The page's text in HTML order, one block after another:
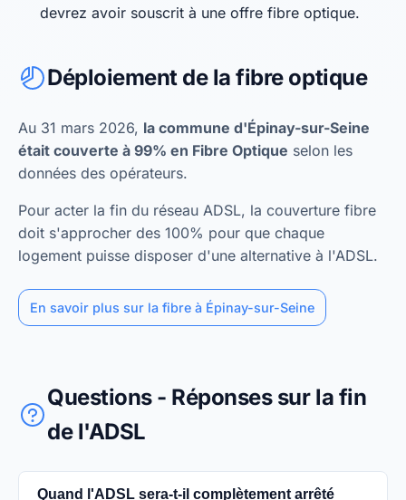
devrez avoir souscrit à une offre fibre optique.
Déploiement de la fibre optique
Au 31 mars 2026, la commune d'Épinay-sur-Seine
était couverte à 99% en Fibre Optique selon les
données des opérateurs.
Pour acter la fin du réseau ADSL, la couverture fibre
doit s'approcher des 100% pour que chaque
logement puisse disposer d'une alternative à l'ADSL.
En savoir plus sur la fibre à Épinay-sur-Seine
Questions - Réponses sur la fin
de l'ADSL
Quand l'ADSL sera-t-il complètement arrêté